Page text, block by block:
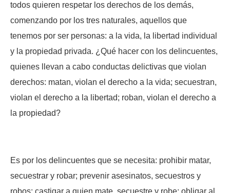
todos quieren respetar los derechos de los demás,
comenzando por los tres naturales, aquellos que
tenemos por ser personas: a la vida, la libertad individual
y la propiedad privada. ¿Qué hacer con los delincuentes,
quienes llevan a cabo conductas delictivas que violan
derechos: matan, violan el derecho a la vida; secuestran,
violan el derecho a la libertad; roban, violan el derecho a
la propiedad?
Es por los delincuentes que se necesita: prohibir matar,
secuestrar y robar; prevenir asesinatos, secuestros y
robos; castigar a quien mate, secuestre y robe; obligar al